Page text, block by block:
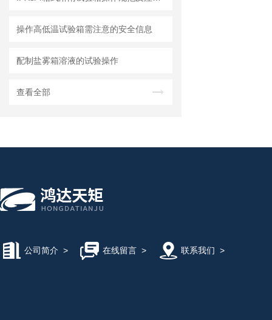
操作高低温试验箱需注意的安全信息
配制盐雾箱溶液的试验操作
查看全部
公司简介 > 在线留言> 联系我们 >